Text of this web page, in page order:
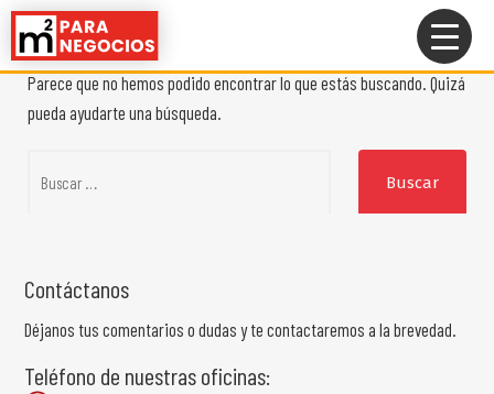
Saltar
contenido
No se ha encontrado nada
Parece que no hemos podido encontrar lo que estás buscando. Quizá
pueda ayudarte una búsqueda.
Contáctanos
Déjanos tus comentarios o dudas y te contactaremos a la brevedad.
Teléfono de nuestras oficinas: